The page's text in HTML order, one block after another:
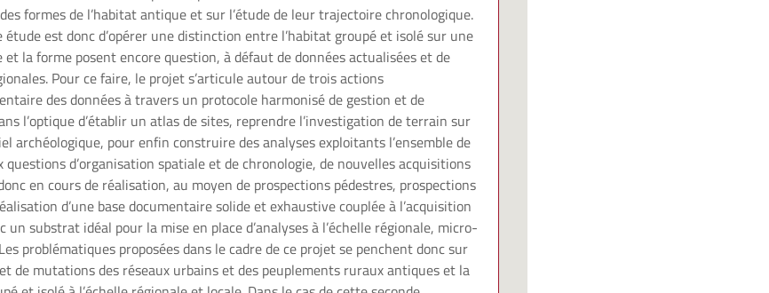
formes de l’habitat antique et sur l’étude de leur trajectoire chronologique.
est donc d’opérer une distinction entre l’habitat groupé et isolé sur une
la forme posent encore question, à défaut de données actualisées et de
Pour ce faire, le projet s’articule autour de trois actions
des données à travers un protocole harmonisé de gestion et de
l’optique d’établir un atlas de sites, reprendre l’investigation de terrain sur
archéologique, pour enfin construire des analyses exploitants l’ensemble de
questions d’organisation spatiale et de chronologie, de nouvelles acquisitions
en cours de réalisation, au moyen de prospections pédestres, prospections
d’une base documentaire solide et exhaustive couplée à l’acquisition
un substrat idéal pour la mise en place d’analyses à l’échelle régionale, micro-
problématiques proposées dans le cadre de ce projet se penchent donc sur
de mutations des réseaux urbains et des peuplements ruraux antiques et la